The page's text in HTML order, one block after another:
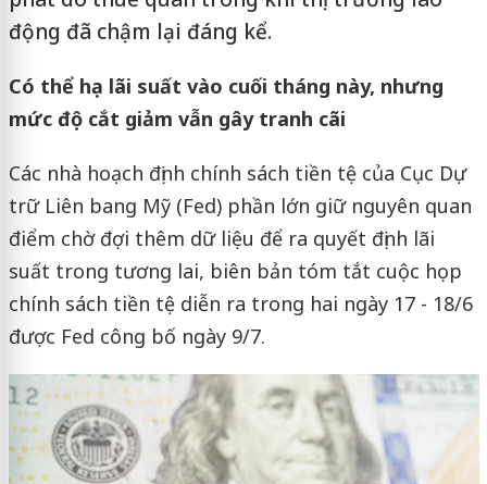
động đã chậm lại đáng kể.
Có thể hạ lãi suất vào cuối tháng này, nhưng
mức độ cắt giảm vẫn gây tranh cãi
Các nhà hoạch định chính sách tiền tệ của Cục Dự
trữ Liên bang Mỹ (Fed) phần lớn giữ nguyên quan
điểm chờ đợi thêm dữ liệu để ra quyết định lãi
suất trong tương lai, biên bản tóm tắt cuộc họp
chính sách tiền tệ diễn ra trong hai ngày 17 - 18/6
được Fed công bố ngày 9/7.